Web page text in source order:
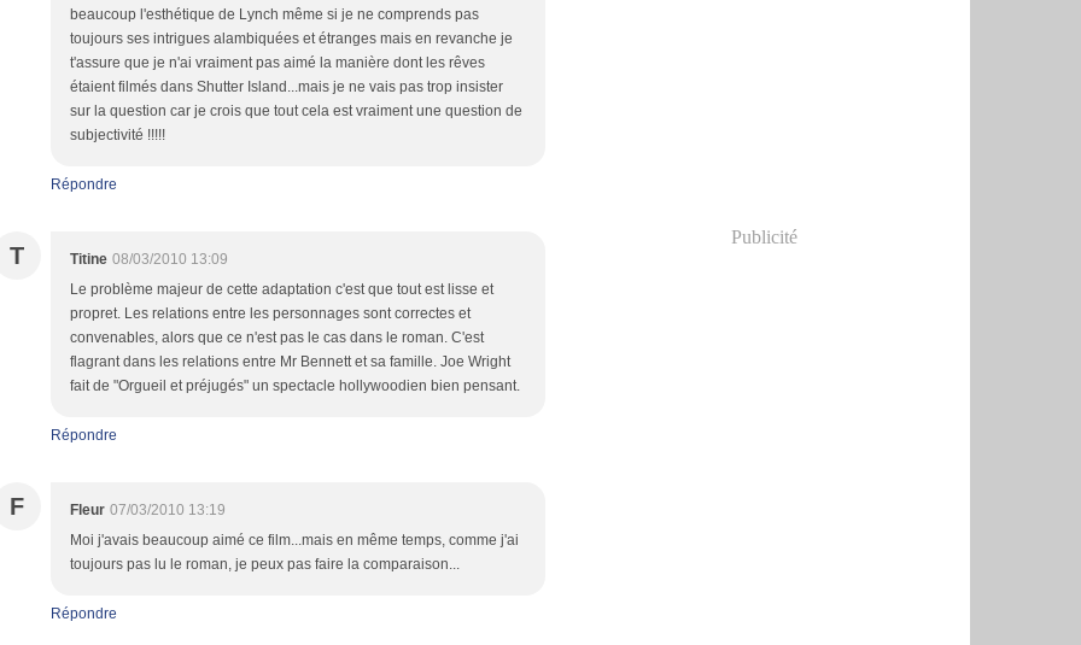
beaucoup l'esthétique de Lynch même si je ne comprends pas
toujours ses intrigues alambiquées et étranges mais en revanche je
t'assure que je n'ai vraiment pas aimé la manière dont les rêves
étaient filmés dans Shutter Island...mais je ne vais pas trop insister
sur la question car je crois que tout cela est vraiment une question de
subjectivité !!!!!
Répondre
T Titine 08/03/2010 13:09
Le problème majeur de cette adaptation c'est que tout est lisse et
propret. Les relations entre les personnages sont correctes et
convenables, alors que ce n'est pas le cas dans le roman. C'est
flagrant dans les relations entre Mr Bennett et sa famille. Joe Wright
fait de "Orgueil et préjugés" un spectacle hollywoodien bien pensant.
Répondre
F Fleur 07/03/2010 13:19
Moi j'avais beaucoup aimé ce film...mais en même temps, comme j'ai
toujours pas lu le roman, je peux pas faire la comparaison...
Répondre
Publicité